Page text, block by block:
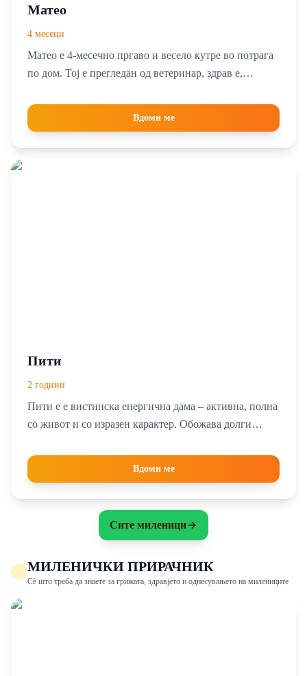
Матео
4 месеци
Матео е 4-месечно пргаво и весело кутре во потрага
по дом. Тој е прегледан од ветеринар, здрав е,
љубов и радост во семејството!
Вдоми ме
Пити
2 години
Пити е е вистинска енергична дама – активна, полна
со живот и со изразен карактер. Обожава долги
Однесувањето на поводник ѝ е одлично. Поради
нејзината доминантна природа, на Пити ѝ треба
Најдобро би ѝ одговарало да биде единствен
миленик во домот.
Вдоми ме
Сите миленици
МИЛЕНИЧКИ ПРИРАЧНИК
Сè што треба да знаете за грижата, здравјето и однесувањето на милениците